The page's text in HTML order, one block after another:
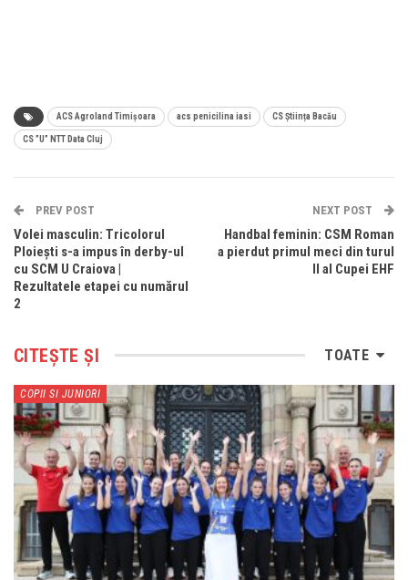
ACS Agroland Timișoara acs penicilina iasi CS Știința Bacău
CS ”U” NTT Data Cluj
PREV POST
Volei masculin: Tricolorul
Ploiești s-a impus în derby-ul
cu SCM U Craiova |
Rezultatele etapei cu numărul
2
NEXT POST
Handbal feminin: CSM Roman
a pierdut primul meci din turul
II al Cupei EHF
TOATE
CITEȘTE ȘI
COPII SI JUNIORI